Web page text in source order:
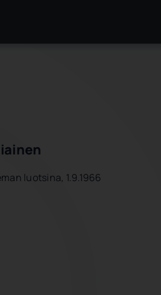
luotsina, 1.9.1966